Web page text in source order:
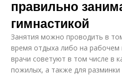
правильно
гимнастикой
Занятия можно проводить в
время отдыха либо на рабочем
врачи советуют в том числе в
пожилых, а также для